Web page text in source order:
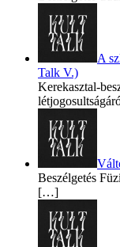
A
Talk V.)
Kerekasztal-
Beszélgetés
[…]